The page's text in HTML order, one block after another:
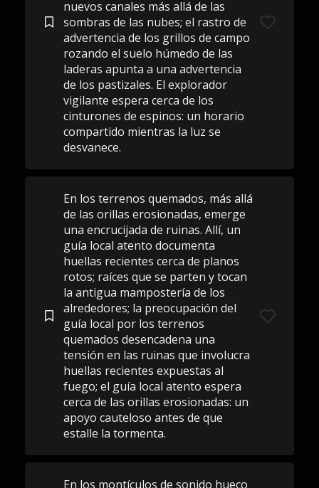
nuevos canales más allá de las
sombras de las nubes; el rastro de
advertencia de los grillos de campo
rozando el suelo húmedo de las
laderas apunta a una advertencia
de los pastizales. El explorador
vigilante espera cerca de los
cinturones de espinos: un horario
compartido mientras la luz se
desvanece.
En los terrenos quemados, más allá
de las orillas erosionadas, emerge
una encrucijada de ruinas. Allí, un
guía local atento documenta
huellas recientes cerca de planos
rotos; raíces que se parten y tocan
la antigua mampostería de los
alrededores; la preocupación del
guía local por los terrenos
quemados desencadena una
tensión en las ruinas que involucra
huellas recientes expuestas al
fuego; el guía local atento espera
cerca de las orillas erosionadas: un
apoyo cauteloso antes de que
estalle la tormenta.
En los montículos de sonido hueco